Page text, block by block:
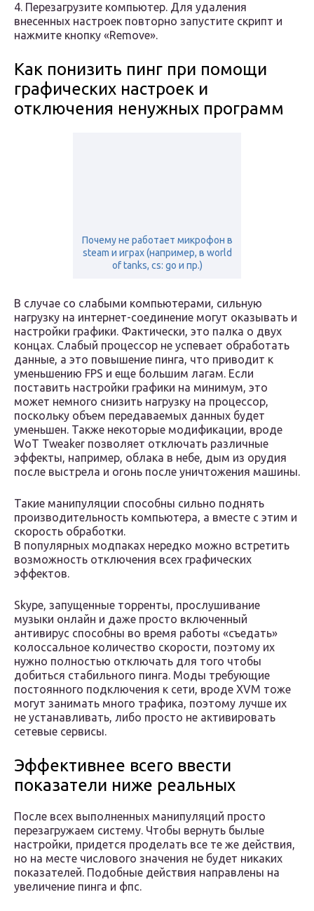
4. Перезагрузите компьютер. Для удаления
внесенных настроек повторно запустите скрипт и
нажмите кнопку «Remove».
Как понизить пинг при помощи
графических настроек и
отключения ненужных программ
Почему не работает микрофон в
steam и играх (например, в world
of tanks, cs: go и пр.)
В случае со слабыми компьютерами, сильную
нагрузку на интернет-соединение могут оказывать и
настройки графики. Фактически, это палка о двух
концах. Слабый процессор не успевает обработать
данные, а это повышение пинга, что приводит к
уменьшению FPS и еще большим лагам. Если
поставить настройки графики на минимум, это
может немного снизить нагрузку на процессор,
поскольку объем передаваемых данных будет
уменьшен. Также некоторые модификации, вроде
WoT Tweaker позволяет отключать различные
эффекты, например, облака в небе, дым из орудия
после выстрела и огонь после уничтожения машины.
Такие манипуляции способны сильно поднять
производительность компьютера, а вместе с этим и
скорость обработки.
В популярных модпаках нередко можно встретить
возможность отключения всех графических
эффектов.
Skype, запущенные торренты, прослушивание
музыки онлайн и даже просто включенный
антивирус способны во время работы «съедать»
колоссальное количество скорости, поэтому их
нужно полностью отключать для того чтобы
добиться стабильного пинга. Моды требующие
постоянного подключения к сети, вроде XVM тоже
могут занимать много трафика, поэтому лучше их
не устанавливать, либо просто не активировать
сетевые сервисы.
Эффективнее всего ввести
показатели ниже реальных
После всех выполненных манипуляций просто
перезагружаем систему. Чтобы вернуть былые
настройки, придется проделать все те же действия,
но на месте числового значения не будет никаких
показателей. Подобные действия направлены на
увеличение пинга и фпс.